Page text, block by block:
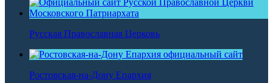
Русская Православная Церковь
Ростовская-на-Дону Епархия